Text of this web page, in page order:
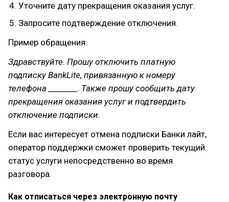
Уточните дату прекращения оказания услуг.
Запросите подтверждение отключения.
Пример обращения:
Здравствуйте. Прошу отключить платную
подписку BankLite, привязанную к номеру
телефона ________. Также прошу сообщить дату
прекращения оказания услуг и подтвердить
отключение подписки.
Если вас интересует отмена подписки Банки лайт,
оператор поддержки сможет проверить текущий
статус услуги непосредственно во время
разговора.
Как отписаться через электронную почту